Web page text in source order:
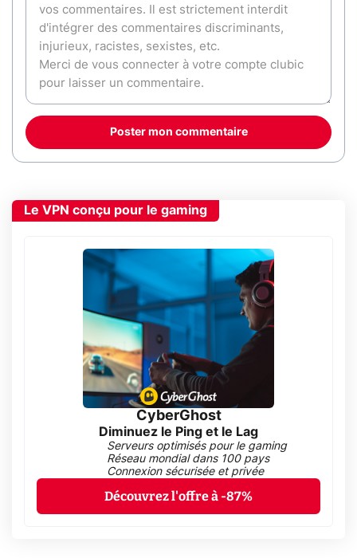
Poster mon commentaire
Le VPN conçu pour le gaming
CyberGhost
Diminuez le Ping et le Lag
Serveurs optimisés pour le gaming
Réseau mondial dans 100 pays
Connexion sécurisée et privée
Découvrez l'offre à -87%